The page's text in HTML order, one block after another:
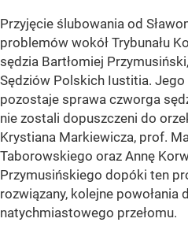
Przyjęcie ślubowania od
problemów wokół Trybunału
sędzia Bartłomiej
Sędziów Polskich Iustitia.
pozostaje sprawa czworga
nie zostali dopuszczeni do
Krystiana Markiewicza, prof.
Taborowskiego oraz Annę
Przymusińskiego dopóki ten
rozwiązany, kolejne powołania
natychmiastowego przełomu.